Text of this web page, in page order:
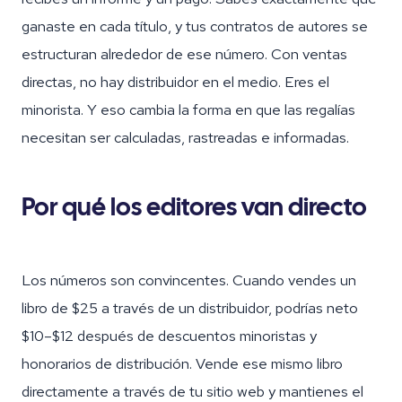
ganaste en cada título, y tus contratos de autores se
estructuran alrededor de ese número. Con ventas
directas, no hay distribuidor en el medio. Eres el
minorista. Y eso cambia la forma en que las regalías
necesitan ser calculadas, rastreadas e informadas.
Por qué los editores van directo
Los números son convincentes. Cuando vendes un
libro de $25 a través de un distribuidor, podrías neto
$10–$12 después de descuentos minoristas y
honorarios de distribución. Vende ese mismo libro
directamente a través de tu sitio web y mantienes el